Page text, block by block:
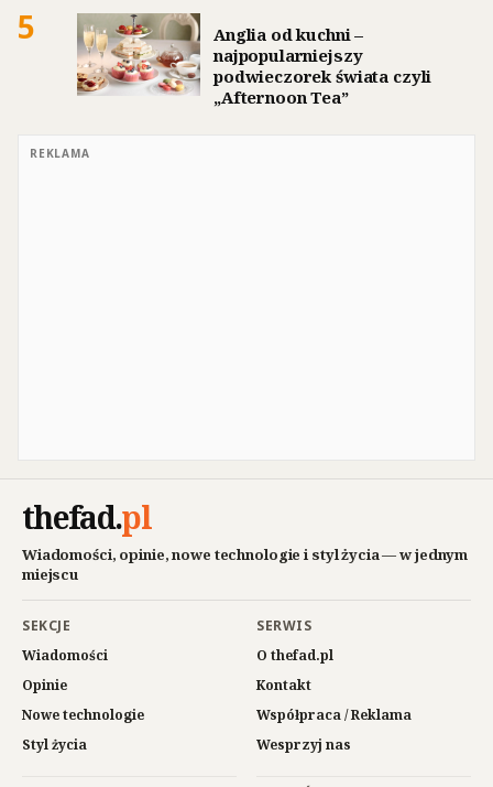
5
Anglia od kuchni –
najpopularniejszy
podwieczorek świata czyli
„Afternoon Tea”
REKLAMA
thefad.pl
Wiadomości, opinie, nowe technologie i styl życia — w jednym
miejscu
SEKCJE
Wiadomości
Opinie
Nowe technologie
Styl życia
SERWIS
O thefad.pl
Kontakt
Współpraca / Reklama
Wesprzyj nas